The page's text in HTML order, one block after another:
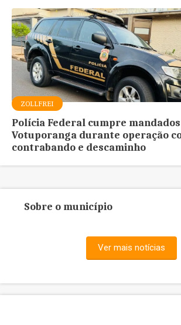
ZOLLFREI
Polícia Federal cumpre
Votuporanga durante operação
contrabando e descaminho
Sobre o município
Ver mais notícias